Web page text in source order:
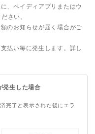
、ペイディアプリまたはウ
さい。
のお知らせが届く場合がご
払い毎に発生します。詳し
発生した場合
完了と表示された後にエラ